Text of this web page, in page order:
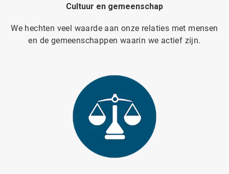
Cultuur en gemeenschap
We hechten veel waarde aan onze relaties met mensen
en de gemeenschappen waarin we actief zijn.